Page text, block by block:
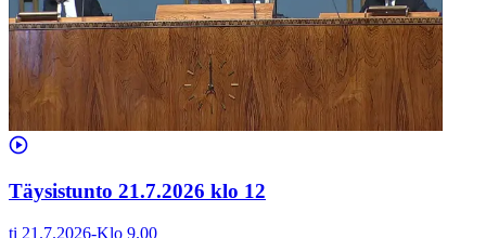
Täysistunto 21.7.2026 klo 12
ti 21.7.2026-Klo 9.00